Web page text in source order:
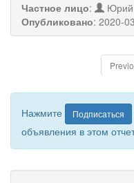
Частное лицо:
Юрий
Опубликовано: 2020-
Нажмите Подписаться
объявления в этом